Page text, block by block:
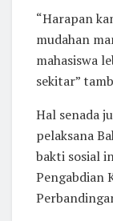
“Harapan
mudahan
mahasiswa
sekitar”
Hal senada
pelaksana
bakti sosial
Pengabdian